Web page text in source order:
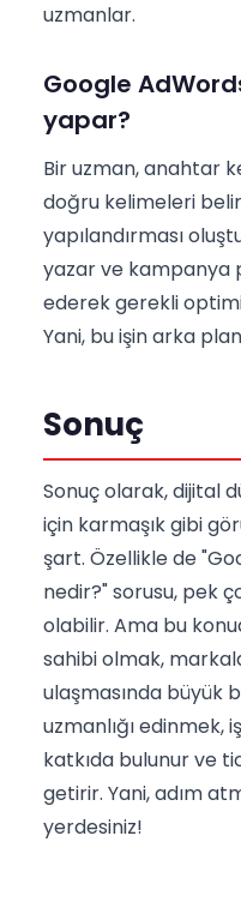
uzmanlar.
Google
yapar?
Bir uzman, anahtar
doğru kelimeleri
yapılandırması
yazar ve kampanya
ederek gerekli
Yani, bu işin arka
Sonuç
Sonuç olarak, dijital
için karmaşık gibi
şart. Özellikle de
nedir?" sorusu, pek
olabilir. Ama bu
sahibi olmak,
ulaşmasında büyük
uzmanlığı
katkıda bulunur ve
getirir. Yani, adım
yerdesiniz!